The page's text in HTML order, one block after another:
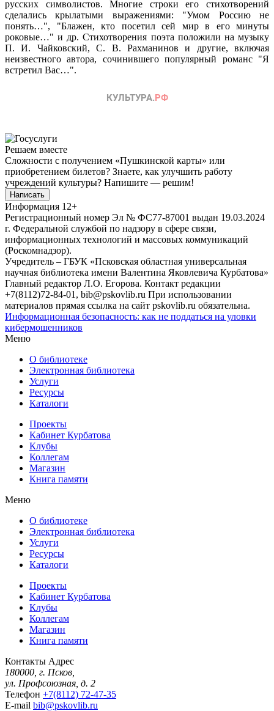
русских символистов. Многие строки его стихотворений
сделались крылатыми выражениями: "Умом Россию не
понять…", "Блажен, кто посетил сей мир в его минуты
роковые…" и др. Стихотворения поэта положили на музыку
П. И. Чайковский, С. В. Рахманинов и другие, включая
неизвестного автора, сочинившего популярный романс "Я
встретил Вас…".
Решаем вместе
Сложности с получением «Пушкинской карты» или
приобретением билетов? Знаете, как улучшить работу
учреждений культуры? Напишите — решим!
Написать
Информация 12+
Регистрационный номер Эл № ФС77-87001 выдан 19.03.2024
г. Федеральной службой по надзору в сфере связи,
информационных технологий и массовых коммуникаций
(Роскомнадзор).
Учредитель – ГБУК «Псковская областная универсальная
научная библиотека имени Валентина Яковлевича Курбатова»
Главный редактор Л.О. Егорова. Контакт редакции
+7(8112)72-84-01, bib@pskovlib.ru При использовании
материалов прямая ссылка на сайт pskovlib.ru обязательна.
Информационная безопасность: как не поддаться на уловки
кибермошенников
Меню
О библиотеке
Электронная библиотека
Услуги
Ресурсы
Каталоги
Проекты
Кабинет Курбатова
Клубы
Коллегам
Магазин
Книга памяти
Меню
О библиотеке
Электронная библиотека
Услуги
Ресурсы
Каталоги
Проекты
Кабинет Курбатова
Клубы
Коллегам
Магазин
Книга памяти
Контакты Адрес
180000, г. Псков,
ул. Профсоюзная, д. 2
Телефон +7(8112) 72-47-35
E-mail bib@pskovlib.ru